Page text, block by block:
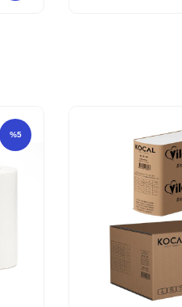
%5